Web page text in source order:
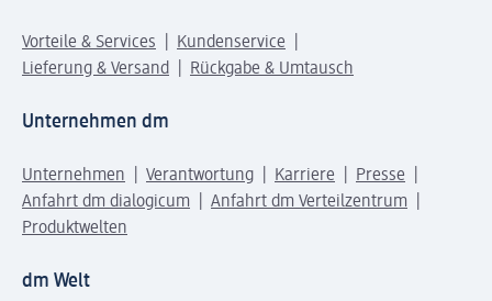
Vorteile & Services
Kundenservice
Lieferung & Versand
Rückgabe & Umtausch
Unternehmen dm
Unternehmen Verantwortung Karriere
Presse
Anfahrt dm dialogicum
Anfahrt dm Verteilzentrum
Produktwelten
dm Welt